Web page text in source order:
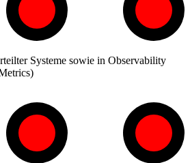
Systeme sowie in Observability